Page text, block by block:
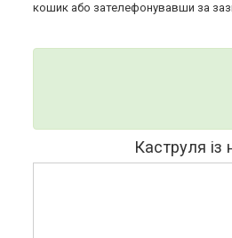
кошик або зателефонувавши за
Каструля із